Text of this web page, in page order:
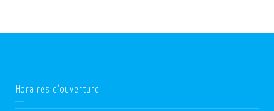
Horaires d’ouverture